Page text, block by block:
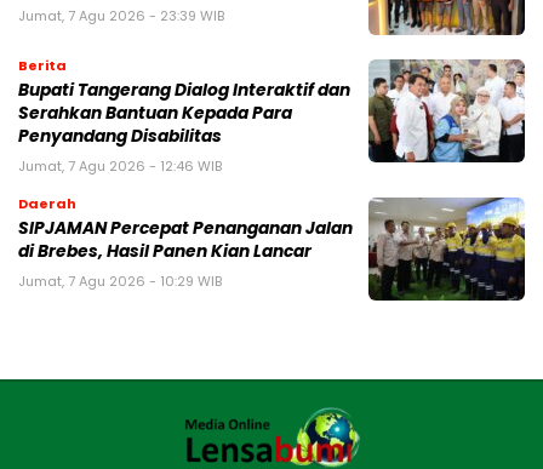
Jumat, 7 Agu 2026 - 23:39 WIB
Berita
Bupati Tangerang Dialog Interaktif dan
Serahkan Bantuan Kepada Para
Penyandang Disabilitas
Jumat, 7 Agu 2026 - 12:46 WIB
Daerah
SIPJAMAN Percepat Penanganan Jalan
di Brebes, Hasil Panen Kian Lancar
Jumat, 7 Agu 2026 - 10:29 WIB